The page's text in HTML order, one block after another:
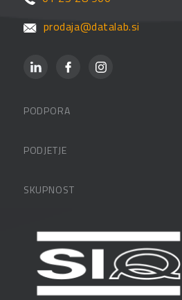
prodaja@datalab.si
PODPORA
FAQ – pogosta vprašanja
PODJETJE
Zaposlitev
Vlagatelji
Pogoji in pogodbe
SKUPNOST
Blog
Spletni seminarji